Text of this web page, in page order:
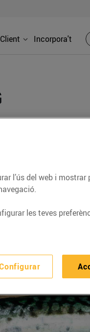
Incorpora't
d’actualitat
temes.
l’ús del web i
les teves